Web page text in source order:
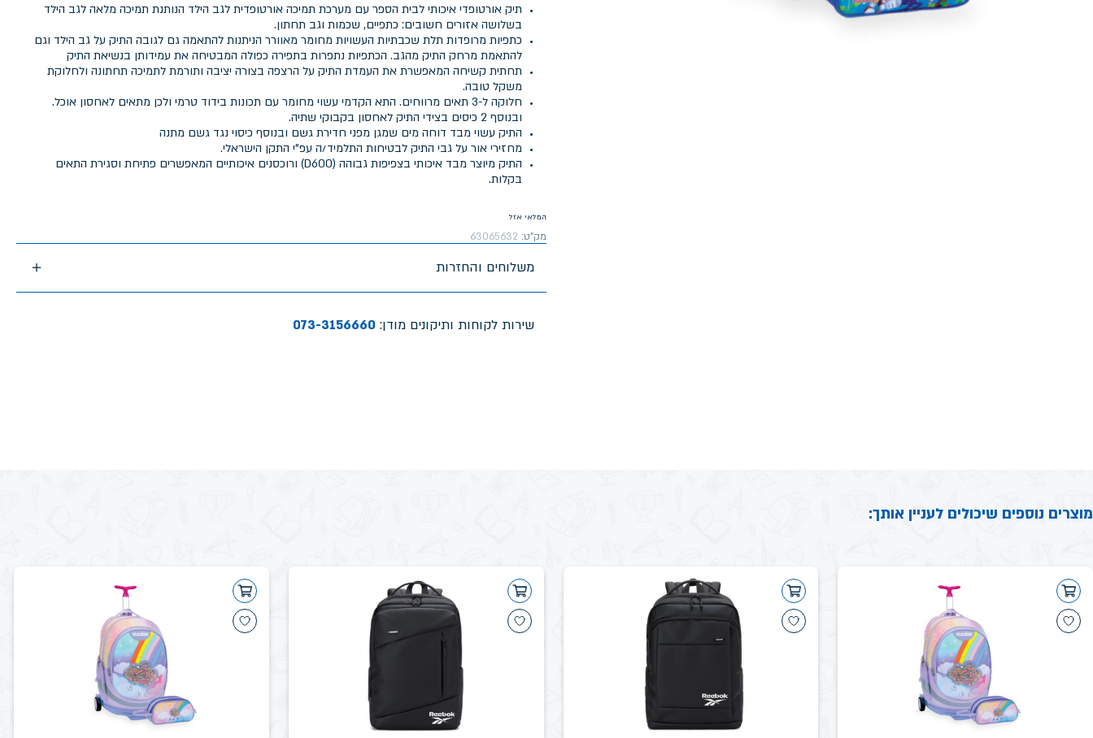
תיק אורטופדי איכותי לבית הספר עם מערכת תמיכה אורטופדית לגב הילד הנותנת תמיכה מלאה לגב הילד
בשלושה אזורים חשובים: כתפיים, שכמות וגב תחתון.
כתפיות מרופדות תלת שכבתיות העשויות מחומר מאוורר הניתנות להתאמה גם לגובה התיק על גב הילד וגם
להתאמת מרחק התיק מהגב. הכתפיות נתפרות בתפירה כפולה המבטיחה את עמידותן בנשיאת התיק
תחתית קשיחה המאפשרת את העמדת התיק על הרצפה בצורה יציבה ותורמת לתמיכה תחתונה ולחלוקת
משקל טובה.
חלוקה ל-3 תאים מרווחים. התא הקדמי עשוי מחומר עם תכונות בידוד טרמי ולכן מתאים לאחסון אוכל.
ובנוסף 2 כיסים בצידי התיק לאחסון בקבוקי שתיה.
התיק עשוי מבד דוחה מים שמגן מפני חדירת גשם ובנוסף כיסוי נגד גשם מתנה
מחזירי אור על גבי התיק לבטיחות התלמיד/ה עפ"י התקן הישראלי.
התיק מיוצר מבד איכותי בצפיפות גבוהה (D600) ורוכסנים איכותיים המאפשרים פתיחת וסגירת התאים
בקלות.
המלאי אזל
מק"ט: 63065632
משלוחים והחזרות
שירות לקוחות ותיקונים מודן: 073-3156660
מוצרים נוספים שיכולים לעניין אותך: